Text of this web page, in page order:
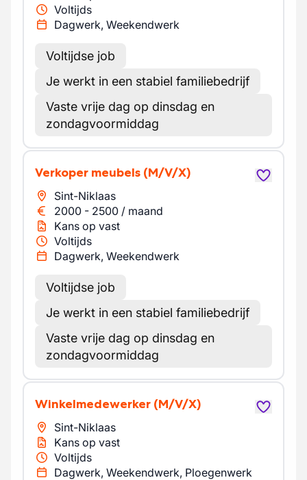
Voltijds
Dagwerk, Weekendwerk
Voltijdse job
Je werkt in een stabiel familiebedrijf
Vaste vrije dag op dinsdag en
zondagvoormiddag
Verkoper meubels (M/V/X)
Sint-Niklaas
2000 - 2500 / maand
Kans op vast
Voltijds
Dagwerk, Weekendwerk
Voltijdse job
Je werkt in een stabiel familiebedrijf
Vaste vrije dag op dinsdag en
zondagvoormiddag
Winkelmedewerker (M/V/X)
Sint-Niklaas
Kans op vast
Voltijds
Dagwerk, Weekendwerk, Ploegenwerk